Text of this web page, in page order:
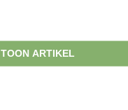
TOON ARTIKEL